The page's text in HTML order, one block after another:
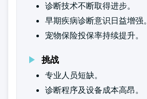
诊断技术不断取得进步。
早期疾病诊断意识日益增强。
宠物保险投保率持续提升。
挑战
专业人员短缺。
诊断程序及设备成本高昂。